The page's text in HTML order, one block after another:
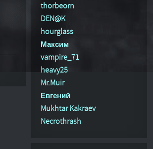
thorbeorn
DEN@K
hourglass
Максим
vampire_71
heavy25
Mr.Muir
Евгений
Mukhtar Kakraev
Necrothrash